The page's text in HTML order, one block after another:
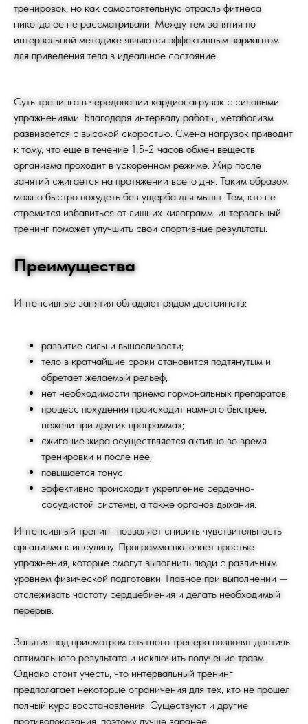
тренировок, но как самостоятельную отрасль фитнеса
никогда ее не рассматривали. Между тем занятия по
интервальной методике являются эффективным вариантом
для приведения тела в идеальное состояние.
Суть тренинга в чередовании кардионагрузок с силовыми
упражнениями. Благодаря интервалу работы, метаболизм
развивается с высокой скоростью. Смена нагрузок приводит
к тому, что еще в течение 1,5-2 часов обмен веществ
организма проходит в ускоренном режиме. Жир после
занятий сжигается на протяжении всего дня. Таким образом
можно быстро похудеть без ущерба для мышц. Тем, кто не
стремится избавиться от лишних килограмм, интервальный
тренинг поможет улучшить свои спортивные результаты.
Преимущества
Интенсивные занятия обладают рядом достоинств:
развитие силы и выносливости;
тело в кратчайшие сроки становится подтянутым и
обретает желаемый рельеф;
нет необходимости приема гормональных препаратов;
процесс похудения происходит намного быстрее,
нежели при других программах;
сжигание жира осуществляется активно во время
тренировки и после нее;
повышается тонус;
эффективно происходит укрепление сердечно-
сосудистой системы, а также органов дыхания.
Интенсивный тренинг позволяет снизить чувствительность
организма к инсулину. Программа включает простые
упражнения, которые смогут выполнить люди с различным
уровнем физической подготовки. Главное при выполнении —
отслеживать частоту сердцебиения и делать необходимый
перерыв.
Занятия под присмотром опытного тренера позволят достичь
оптимального результата и исключить получение травм.
Однако стоит учесть, что интервальный тренинг
предполагает некоторые ограничения для тех, кто не прошел
полный курс восстановления. Существуют и другие
противопоказания, поэтому лучше заранее